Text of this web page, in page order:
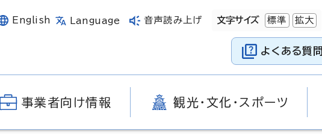
English Language 音声読み上げ 文字サイズ 標準 拡大
よくある質問
事業者向け情報 観光・文化・スポーツ